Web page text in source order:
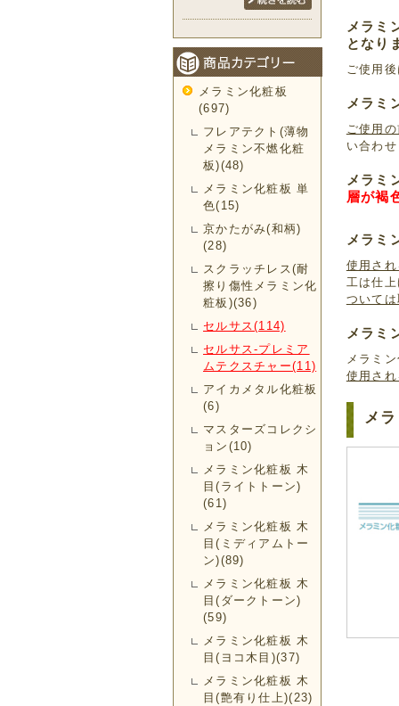
メラミン化粧板
(697)
フレアテクト(薄物
メラミン不燃化粧
板)(48)
メラミン化粧板 単
色(15)
京かたがみ(和柄)
(28)
スクラッチレス(耐
擦り傷性メラミン化
粧板)(36)
セルサス(114)
セルサス-プレミア
ムテクスチャー(11)
アイカメタル化粧板
(6)
マスターズコレクシ
ョン(10)
メラミン化粧板 木
目(ライトトーン)
(61)
メラミン化粧板 木
目(ミディアムトー
ン)(89)
メラミン化粧板 木
目(ダークトーン)
(59)
メラミン化粧板 木
目(ヨコ木目)(37)
メラミン化粧板 木
目(艶有り仕上)(23)
メラミ
となり
ご使用
メラミ
ご使用
い合わ
メラミ
層が褐
メラミ
使用さ
工は仕
ついて
メラミ
メラミ
使用さ
メ